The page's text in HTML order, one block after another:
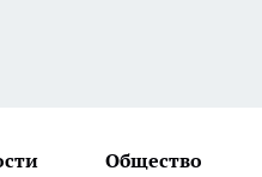
Общество